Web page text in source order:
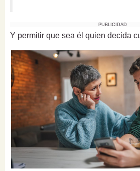
PUBLICIDAD
Y permitir que sea él quien decida